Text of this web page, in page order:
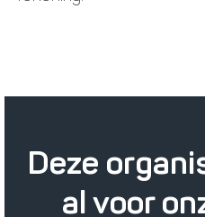
Deze
al voor